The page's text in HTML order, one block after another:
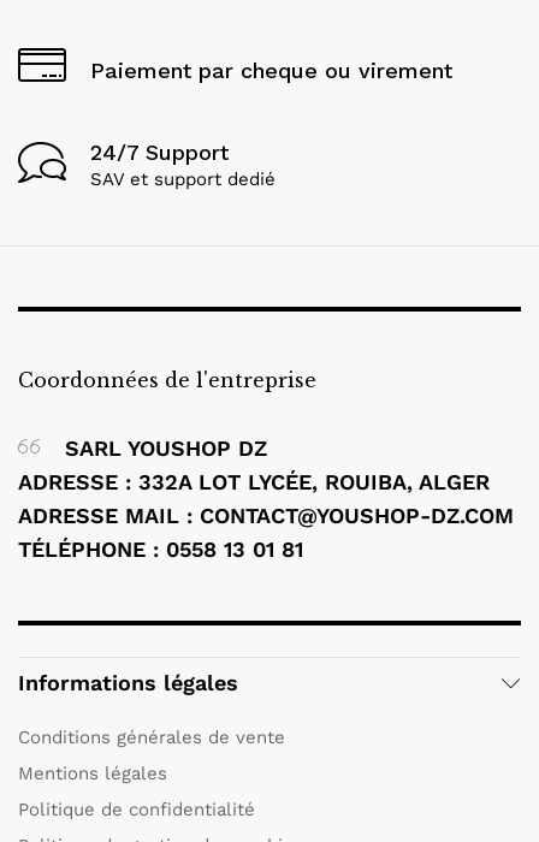
Paiement par cheque ou virement
24/7 Support
SAV et support dedié
Coordonnées de l'entreprise
SARL YOUSHOP DZ
ADRESSE : 332A LOT LYCÉE, ROUIBA, ALGER
ADRESSE MAIL : CONTACT@YOUSHOP-DZ.COM
TÉLÉPHONE : 0558 13 01 81
Informations légales
Conditions générales de vente
Mentions légales
Politique de confidentialité